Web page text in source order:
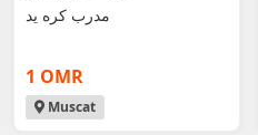
مدرب كره يد
1 OMR
Muscat